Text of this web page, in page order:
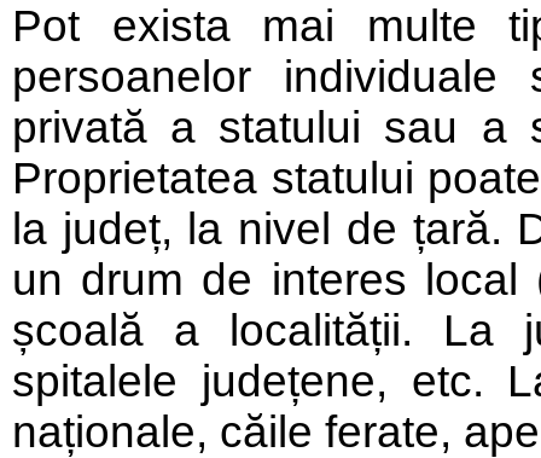
Pot exista mai multe
persoanelor
privată a statului sau a
Proprietatea statului
la județ, la nivel de țară.
un drum de interes
școală a localității. La
spitalele județene, etc.
naționale, căile ferate,